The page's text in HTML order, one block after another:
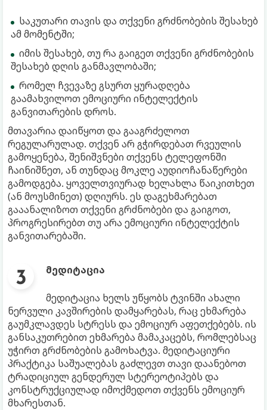
საკუთარი თავის და თქვენი გრძნობების შესახებ
ამ მომენტში;
იმის შესახებ, თუ რა გაიგეთ თქვენი გრძნობების
შესახებ დღის განმავლობაში;
რომელ ჩვევაზე გსურთ ყურადღება
გაამახვილოთ ემოციური ინტელექტის
განვითარების დროს.
მთავარია დაიწყოთ და გააგრძელოთ
რეგულარულად. თქვენ არ გჭირდებათ რვეულის
გამოყენება, შენიშვნები თქვენს ტელეფონში
ჩაინიშნეთ, ან თუნდაც მოკლე აუდიოჩანაწერები
გამოდგება. ყოველთვიურად ხელახლა წაიკითხეთ
(ან მოუსმინეთ) დღიურს. ეს დაგეხმარებათ
გააანალიზოთ თქვენი გრძნობები და გაიგოთ,
პროგრესირებთ თუ არა ემოციური ინტელექტის
განვითარებაში.
მედიტაცია
მედიტაცია ხელს უწყობს ტვინში ახალი
ნერვული კავშირების დამყარებას, რაც ეხმარება
გაუმკლავდეს სტრესს და ემოციურ აფეთქებებს. ის
განსაკუთრებით ეხმარება მამაკაცებს, რომლებსაც
უჭირთ გრძნობების გამოხატვა. მედიტაციური
პრაქტიკა საშუალებას გაძლევთ თავი დაანებოთ
ტრადიციულ გენდერულ სტერეოტიპებს და
კონსტრუქციულად იმოქმედოთ თქვენს ემოციურ
მხარესთან.